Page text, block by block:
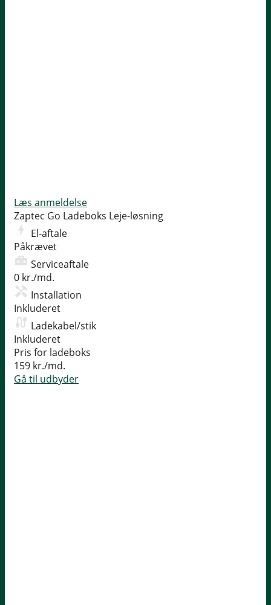
Læs anmeldelse
Zaptec Go Ladeboks Leje-løsning
El-aftale
Påkrævet
Serviceaftale
0 kr./md.
Installation
Inkluderet
Ladekabel/stik
Inkluderet
Pris for ladeboks
159 kr./md.
Gå til udbyder